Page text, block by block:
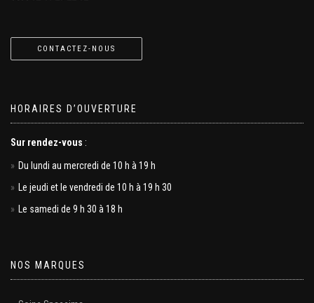
CONTACTEZ-NOUS
HORAIRES D’OUVERTURE
Sur rendez-vous :
Du lundi au mercredi de 10 h à 19 h
Le jeudi et le vendredi de 10 h à 19 h 30
Le samedi de 9 h 30 à 18 h
NOS MARQUES